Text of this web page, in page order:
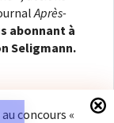
Après-
abonnant à
Seligmann.
concours «